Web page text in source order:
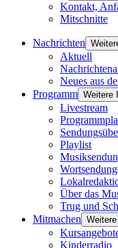
Kontakt,
Mitschnitte
Nachrichten
Aktuell
Neues aus
Programm Weitere
Livestream
Playlist
Über das
Trug und
Mitmachen
Kinderradio